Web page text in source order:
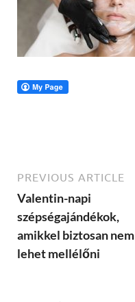
PREVIOUS ARTICLE
Valentin-napi
szépségajándékok,
amikkel biztosan nem
lehet mellélőni